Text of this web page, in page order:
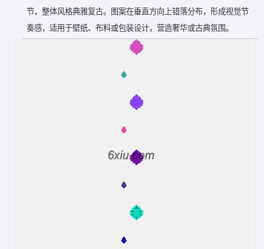
节，整体风格典雅复古。图案在垂直方向上错落分布，形成视觉节
奏感，适用于壁纸、布料或包装设计，营造奢华或古典氛围。